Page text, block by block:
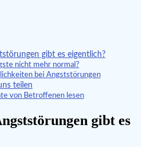
gibt es eigentlich?
nicht mehr normal?
bei Angststörungen
teilen
von Betroffenen lesen
gibt es